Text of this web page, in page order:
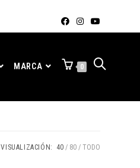
MARCA 0
VISUALIZACIÓN: 40 80 TODO